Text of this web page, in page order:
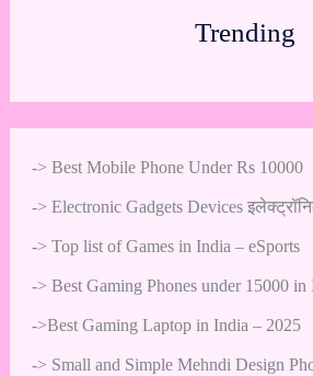
Trending
-> Best Mobile Phone Under Rs 10000
-> Electronic Gadgets Devices
-> Top list of Games in India – eSports
-> Best Gaming Phones under 15000 in
->Best Gaming Laptop in India – 2025
-> Small and Simple Mehndi Design